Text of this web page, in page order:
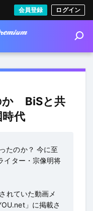
会員登録 ログイン
e
r
か BiSと共
代
たのか？ 今に至
イター・宗像明将
れていた動画メ
」に掲載さ